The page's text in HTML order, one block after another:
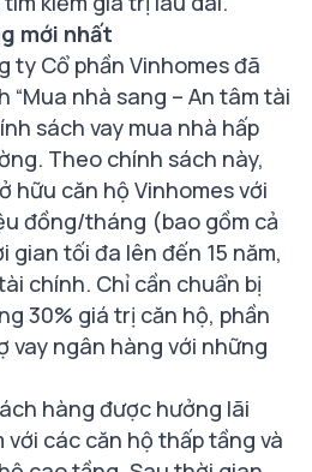
mới nhất
ty Cổ phần Vinhomes đã
nhà sang – An tâm tài
sách vay mua nhà hấp
Theo chính sách này,
hữu căn hộ Vinhomes với
đồng/tháng (bao gồm cả
tối đa lên đến 15 năm,
chính. Chỉ cần chuẩn bị
30% giá trị căn hộ, phần
vay ngân hàng với những
hàng được hưởng lãi
các căn hộ thấp tầng và